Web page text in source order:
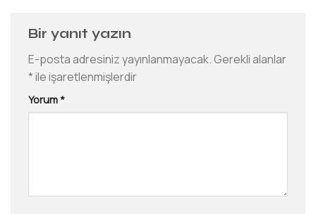
Bir yanıt yazın
E-posta adresiniz yayınlanmayacak.Gerekli alanlar
*ile işaretlenmişlerdir
Yorum *